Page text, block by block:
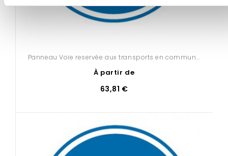
Panneau Voie reservée aux transports en commun...
À partir de
63,81 €